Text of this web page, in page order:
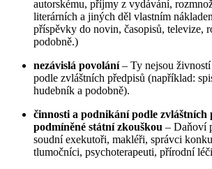
autorskému, příjmy z vydávání,
literárních a jiných děl vlastním
příspěvky do novin, časopisů, televize,
podobně.)
nezávislá povolání– Ty nejsou
podle zvláštních předpisů (například:
hudebník a podobně).
činnosti a podnikání podle zvláštních
podmíněné státní zkouškou – Daňoví
soudní exekutoři, makléři, správci
tlumočníci, psychoterapeuti, přírodní